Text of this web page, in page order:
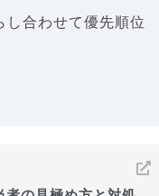
し合わせて優先順位